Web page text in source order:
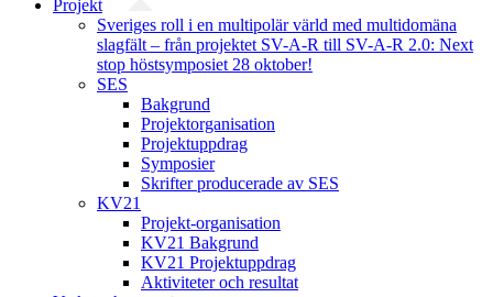
Projekt
Sveriges roll i en multipolär värld med multidomäna
slagfält – från projektet SV-A-R till SV-A-R 2.0: Next
stop höstsymposiet 28 oktober!
SES
Bakgrund
Projekt­organisation
Projektuppdrag
Symposier
Skrifter producerade av SES
KV21
Projekt-organisation
KV21 Bakgrund
KV21 Projektuppdrag
Aktiviteter och resultat